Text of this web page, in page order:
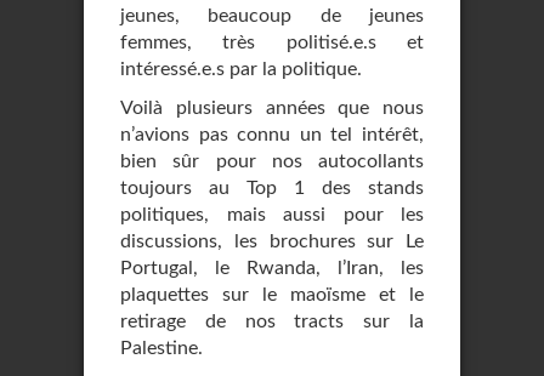
jeunes, beaucoup de jeunes
femmes, très politisé.e.s et
intéressé.e.s par la politique.
Voilà plusieurs années que nous
n’avions pas connu un tel intérêt,
bien sûr pour nos autocollants
toujours au Top 1 des stands
politiques, mais aussi pour les
discussions, les brochures sur Le
Portugal, le Rwanda, l’Iran, les
plaquettes sur le maoïsme et le
retirage de nos tracts sur la
Palestine.